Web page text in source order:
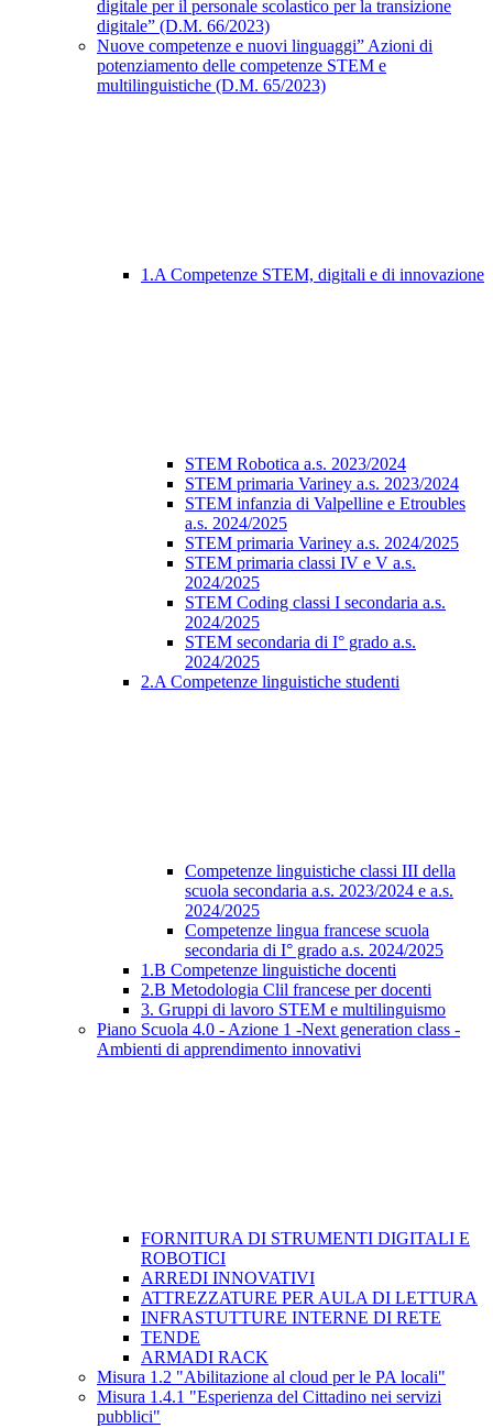
digitale per il personale scolastico per la transizione
digitale” (D.M. 66/2023)
Nuove competenze e nuovi linguaggi” Azioni di
potenziamento delle competenze STEM e
multilinguistiche (D.M. 65/2023)
1.A Competenze STEM, digitali e di innovazione
STEM Robotica a.s. 2023/2024
STEM primaria Variney a.s. 2023/2024
STEM infanzia di Valpelline e Etroubles
a.s. 2024/2025
STEM primaria Variney a.s. 2024/2025
STEM primaria classi IV e V a.s.
2024/2025
STEM Coding classi I secondaria a.s.
2024/2025
STEM secondaria di I° grado a.s.
2024/2025
2.A Competenze linguistiche studenti
Competenze linguistiche classi III della
scuola secondaria a.s. 2023/2024 e a.s.
2024/2025
Competenze lingua francese scuola
secondaria di I° grado a.s. 2024/2025
1.B Competenze linguistiche docenti
2.B Metodologia Clil francese per docenti
3. Gruppi di lavoro STEM e multilinguismo
Piano Scuola 4.0 - Azione 1 -Next generation class -
Ambienti di apprendimento innovativi
FORNITURA DI STRUMENTI DIGITALI E
ROBOTICI
ARREDI INNOVATIVI
ATTREZZATURE PER AULA DI LETTURA
INFRASTUTTURE INTERNE DI RETE
TENDE
ARMADI RACK
Misura 1.2 "Abilitazione al cloud per le PA locali"
Misura 1.4.1 "Esperienza del Cittadino nei servizi
pubblici"